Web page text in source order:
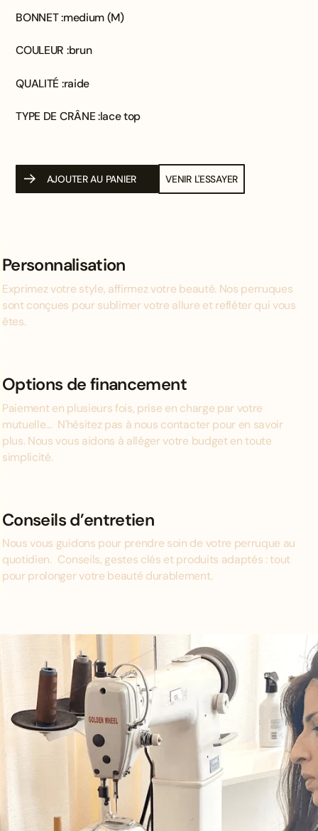
BONNET :medium (M)
COULEUR :brun
QUALITÉ :raide
TYPE DE CRÂNE :lace top
AJOUTER AU PANIER VENIR L'ESSAYER
Personnalisation
Exprimez votre style, affirmez votre beauté. Nos perruques
sont conçues pour sublimer votre allure et refléter qui vous
êtes.
Options de financement
Paiement en plusieurs fois, prise en charge par votre
mutuelle... N'hésitez pas à nous contacter pour en savoir
plus. Nous vous aidons à alléger votre budget en toute
simplicité.
Conseils d’entretien
Nous vous guidons pour prendre soin de votre perruque au
quotidien. Conseils, gestes clés et produits adaptés : tout
pour prolonger votre beauté durablement.